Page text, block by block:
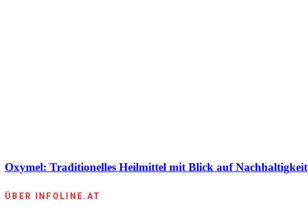
Oxymel: Traditionelles Heilmittel mit Blick auf Nachhaltigkeit
ÜBER INFOLINE.AT